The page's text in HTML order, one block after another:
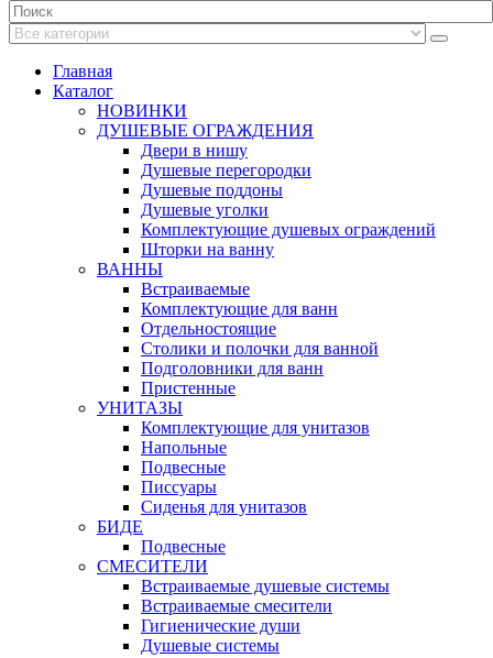
Главная
Каталог
НОВИНКИ
ДУШЕВЫЕ ОГРАЖДЕНИЯ
Двери в нишу
Душевые перегородки
Душевые поддоны
Душевые уголки
Комплектующие душевых ограждений
Шторки на ванну
ВАННЫ
Встраиваемые
Комплектующие для ванн
Отдельностоящие
Столики и полочки для ванной
Подголовники для ванн
Пристенные
УНИТАЗЫ
Комплектующие для унитазов
Напольные
Подвесные
Писсуары
Сиденья для унитазов
БИДЕ
Подвесные
СМЕСИТЕЛИ
Встраиваемые душевые системы
Встраиваемые смесители
Гигиенические души
Душевые системы